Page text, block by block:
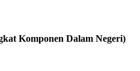
Komponen Dalam Negeri)